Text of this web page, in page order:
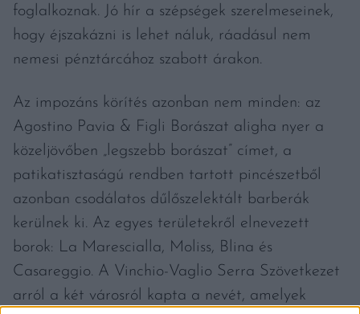
foglalkoznak. Jó hír a szépségek szerelmeseinek,
hogy éjszakázni is lehet náluk, ráadásul nem
nemesi pénztárcához szabott árakon.
Az impozáns körítés azonban nem minden: az
Agostino Pavia & Figli Borászat aligha nyer a
közeljövőben „legszebb borászat” címet, a
patikatisztaságú rendben tartott pincészetből
azonban csodálatos dűlőszelektált barberák
kerülnek ki. Az egyes területekről elnevezett
borok: La Marescialla, Moliss, Blina és
Casareggio. A Vinchio-Vaglio Serra Szövetkezet
arról a két városról kapta a nevét, amelyek